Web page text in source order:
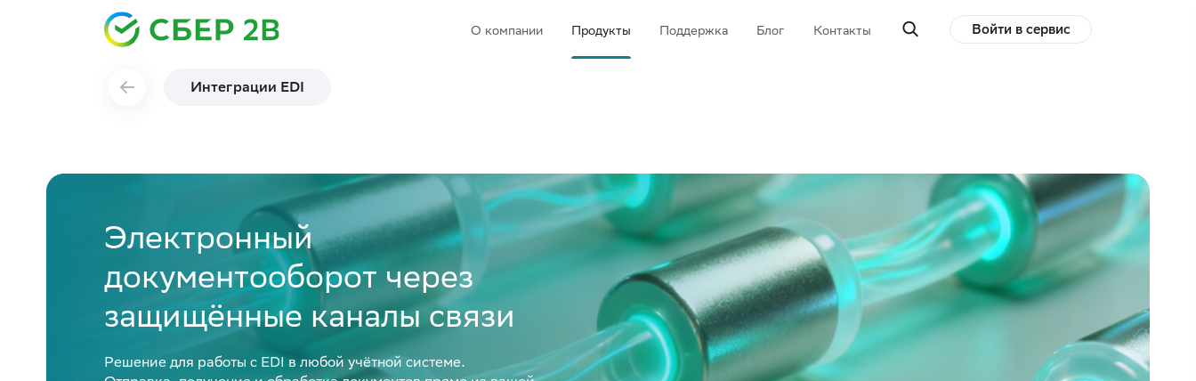
О компании Продукты Поддержка Блог Контакты Войти в сервис
Интеграции EDI
Электронный
документооборот через
защищённые каналы связи
Решение для работы с EDI в любой учётной системе.